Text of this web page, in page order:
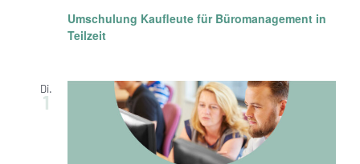
Umschulung Kaufleute für Büromanagement in
Teilzeit
Di.
1